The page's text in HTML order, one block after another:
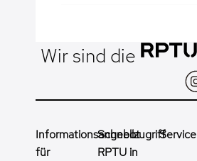
Wir sind die
Informationsangebot
für
Schnellzugriff
RPTU in
Service